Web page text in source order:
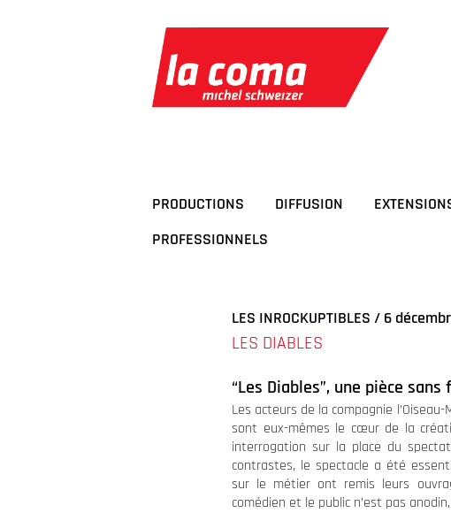
PRODUCTIONS DIFFUSION
PROFESSIONNELS
LES INROCKUPTIBLES / 6
LES DIABLES
“Les Diables”, une pièce
Les acteurs de la compagnie
sont eux-mêmes le cœur de la
interrogation sur la place du
contrastes, le spectacle a été
sur le métier ont remis leurs
comédien et le public n’est pas